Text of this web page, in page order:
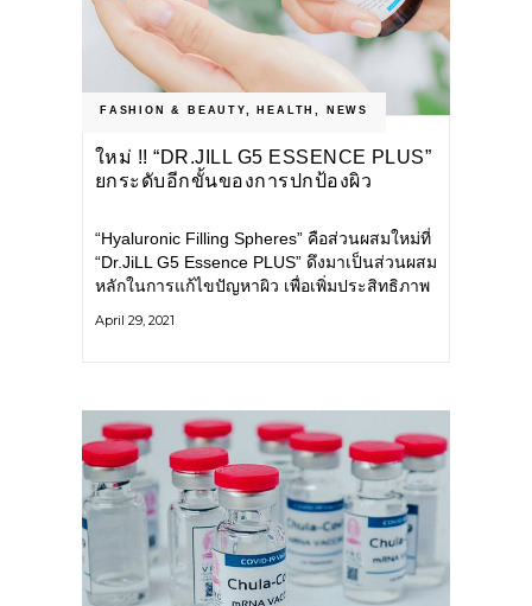
FASHION & BEAUTY HEALTH NEWS
ใหม่ !! “DR.JILL G5 ESSENCE PLUS”
ยกระดับอีกขั้นของการปกป้องผิว
“Hyaluronic Filling Spheres” คือส่วนผสมใหม่ที่
“Dr.JiLL G5 Essence PLUS” ดึงมาเป็นส่วนผสม
หลักในการแก้ไขปัญหาผิว เพื่อเพิ่มประสิทธิภาพ
April 29, 2021